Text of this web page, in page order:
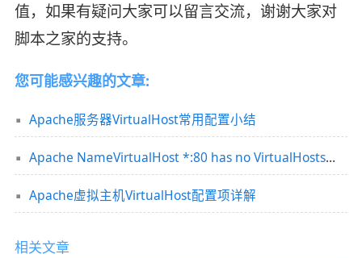
值，如果有疑问大家可以留言交流，谢谢大家对
脚本之家的支持。
您可能感兴趣的文章:
Apache服务器VirtualHost常用配置小结
Apache NameVirtualHost *:80 has no VirtualHosts问题解决办法
Apache虚拟主机VirtualHost配置项详解
相关文章